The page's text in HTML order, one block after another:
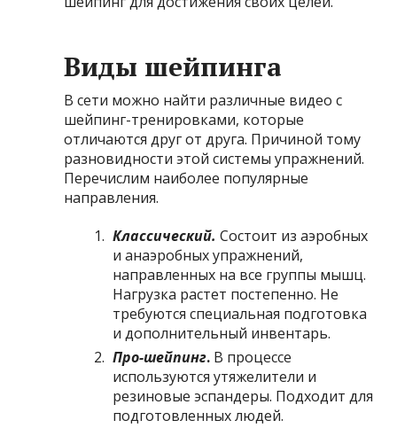
Виды шейпинга
В сети можно найти различные видео с
шейпинг-тренировками, которые
отличаются друг от друга. Причиной тому
разновидности этой системы упражнений.
Перечислим наиболее популярные
направления.
Классический. Состоит из аэробных
и анаэробных упражнений,
направленных на все группы мышц.
Нагрузка растет постепенно. Не
требуются специальная подготовка
и дополнительный инвентарь.
Про-шейпинг. В процессе
используются утяжелители и
резиновые эспандеры. Подходит для
подготовленных людей.